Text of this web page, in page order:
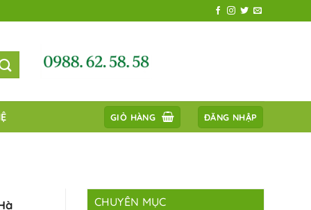
GIỎ HÀNG ĐĂNG NHẬP
CHUYÊN MỤC